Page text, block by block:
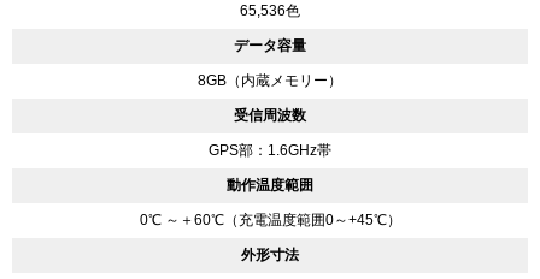
65,536色
データ容量
8GB（内蔵メモリー）
受信周波数
GPS部：1.6GHz帯
動作温度範囲
0℃ ～＋60℃（充電温度範囲0～+45℃）
外形寸法